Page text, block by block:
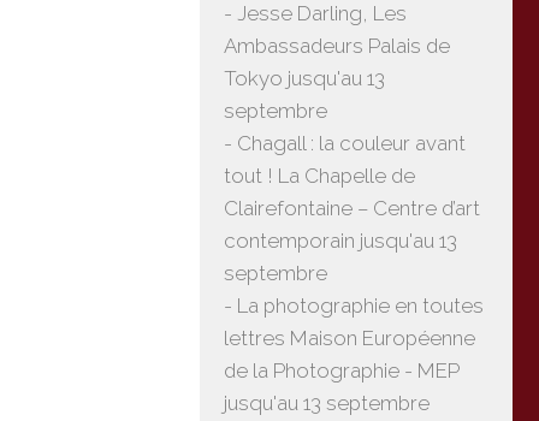
- Jesse Darling, Les
Ambassadeurs Palais de
Tokyo jusqu'au 13
septembre
- Chagall : la couleur avant
tout ! La Chapelle de
Clairefontaine – Centre d’art
contemporain jusqu'au 13
septembre
- La photographie en toutes
lettres Maison Européenne
de la Photographie - MEP
jusqu'au 13 septembre